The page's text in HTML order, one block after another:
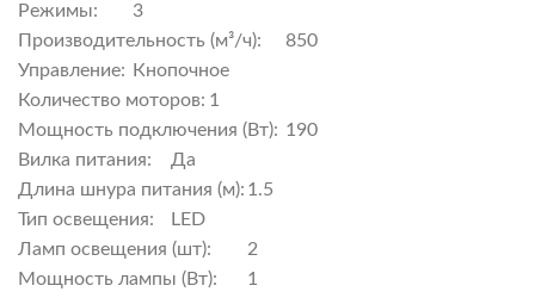
Режимы:
3
Производительность (м³/ч):
850
Управление:
Кнопочное
Количество моторов: 1
Мощность подключения (Вт): 190
Вилка питания:
Да
Длина шнура питания (м): 1.5
Тип освещения:
LED
Ламп освещения (шт):
2
Мощность лампы (Вт):
1